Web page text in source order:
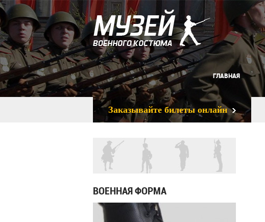
ГЛАВНАЯ
Заказывайте билеты онлайн
ВОЕННАЯ ФОРМА